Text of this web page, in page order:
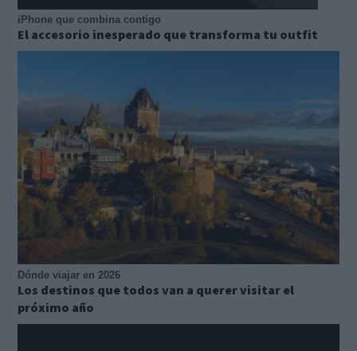
iPhone que combina contigo
El accesorio inesperado que transforma tu outfit
Dónde viajar en 2026
Los destinos que todos van a querer visitar el
próximo año